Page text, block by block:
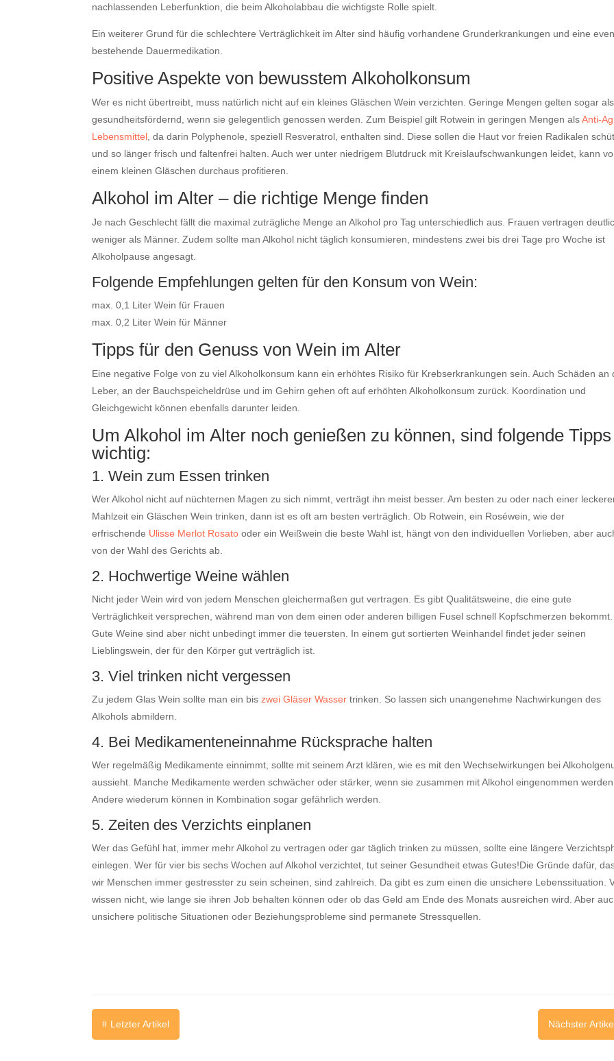
nachlassenden Leberfunktion, die beim Alkoholabbau die wichtigste Rolle spielt.
Ein weiterer Grund für die schlechtere Verträglichkeit im Alter sind häufig vorhandene Grunderkrankungen und eine
bestehende Dauermedikation.
Positive Aspekte von bewusstem Alkoholkonsum
Wer es nicht übertreibt, muss natürlich nicht auf ein kleines Gläschen Wein verzichten. Geringe Mengen gelten sogar als
gesundheitsfördernd, wenn sie gelegentlich genossen werden. Zum Beispiel gilt Rotwein in geringen Mengen alsAnti-
Lebensmittel, da darin Polyphenole, speziell Resveratrol, enthalten sind. Diese sollen die Haut vor freien Radikalen
und so länger frisch und faltenfrei halten. Auch wer unter niedrigem Blutdruck mit Kreislaufschwankungen leidet, kann
einem kleinen Gläschen durchaus profitieren.
Alkohol im Alter – die richtige Menge finden
Je nach Geschlecht fällt die maximal zuträgliche Menge an Alkohol pro Tag unterschiedlich aus. Frauen vertragen
weniger als Männer. Zudem sollte man Alkohol nicht täglich konsumieren, mindestens zwei bis drei Tage pro Woche ist
Alkoholpause angesagt.
Folgende Empfehlungen gelten für den Konsum von Wein:
max. 0,1 Liter Wein für Frauen
max. 0,2 Liter Wein für Männer
Tipps für den Genuss von Wein im Alter
Eine negative Folge von zu viel Alkoholkonsum kann ein erhöhtes Risiko für Krebserkrankungen sein. Auch Schäden an
Leber, an der Bauchspeicheldrüse und im Gehirn gehen oft auf erhöhten Alkoholkonsum zurück. Koordination und
Gleichgewicht können ebenfalls darunter leiden.
Um Alkohol im Alter noch genießen zu können, sind folgende Tipps
wichtig:
1. Wein zum Essen trinken
Wer Alkohol nicht auf nüchternen Magen zu sich nimmt, verträgt ihn meist besser. Am besten zu oder nach einer
Mahlzeit ein Gläschen Wein trinken, dann ist es oft am besten verträglich. Ob Rotwein, ein Roséwein, wie der
erfrischende Ulisse Merlot Rosato oder ein Weißwein die beste Wahl ist, hängt von den individuellen Vorlieben, aber
von der Wahl des Gerichts ab.
2. Hochwertige Weine wählen
Nicht jeder Wein wird von jedem Menschen gleichermaßen gut vertragen. Es gibt Qualitätsweine, die eine gute
Verträglichkeit versprechen, während man von dem einen oder anderen billigen Fusel schnell Kopfschmerzen bekommt.
Gute Weine sind aber nicht unbedingt immer die teuersten. In einem gut sortierten Weinhandel findet jeder seinen
Lieblingswein, der für den Körper gut verträglich ist.
3. Viel trinken nicht vergessen
Zu jedem Glas Wein sollte man ein biszwei Gläser Wasser trinken. So lassen sich unangenehme Nachwirkungen des
Alkohols abmildern.
4. Bei Medikamenteneinnahme Rücksprache halten
Wer regelmäßig Medikamente einnimmt, sollte mit seinem Arzt klären, wie es mit den Wechselwirkungen bei
aussieht. Manche Medikamente werden schwächer oder stärker, wenn sie zusammen mit Alkohol eingenommen
Andere wiederum können in Kombination sogar gefährlich werden.
5. Zeiten des Verzichts einplanen
Wer das Gefühl hat, immer mehr Alkohol zu vertragen oder gar täglich trinken zu müssen, sollte eine längere
einlegen. Wer für vier bis sechs Wochen auf Alkohol verzichtet, tut seiner Gesundheit etwas Gutes!Die Gründe dafür,
wir Menschen immer gestresster zu sein scheinen, sind zahlreich. Da gibt es zum einen die unsichere Lebenssituation.
wissen nicht, wie lange sie ihren Job behalten können oder ob das Geld am Ende des Monats ausreichen wird. Aber
unsichere politische Situationen oder Beziehungsprobleme sind permanete Stressquellen.
# Letzter Artikel Nächster